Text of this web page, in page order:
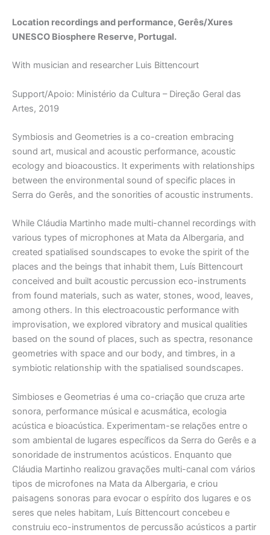
Location recordings and performance, Gerês/Xures
UNESCO Biosphere Reserve, Portugal.
With musician and researcher Luis Bittencourt
Support/Apoio: Ministério da Cultura – Direção Geral das
Artes, 2019
Symbiosis and Geometries is a co-creation embracing
sound art, musical and acoustic performance, acoustic
ecology and bioacoustics. It experiments with relationships
between the environmental sound of specific places in
Serra do Gerês, and the sonorities of acoustic instruments.
While Cláudia Martinho made multi-channel recordings with
various types of microphones at Mata da Albergaria, and
created spatialised soundscapes to evoke the spirit of the
places and the beings that inhabit them, Luís Bittencourt
conceived and built acoustic percussion eco-instruments
from found materials, such as water, stones, wood, leaves,
among others. In this electroacoustic performance with
improvisation, we explored vibratory and musical qualities
based on the sound of places, such as spectra, resonance
geometries with space and our body, and timbres, in a
symbiotic relationship with the spatialised soundscapes.
Simbioses e Geometrias é uma co-criação que cruza arte
sonora, performance músical e acusmática, ecologia
acústica e bioacústica. Experimentam-se relações entre o
som ambiental de lugares específicos da Serra do Gerês e a
sonoridade de instrumentos acústicos. Enquanto que
Cláudia Martinho realizou gravações multi-canal com vários
tipos de microfones na Mata da Albergaria, e criou
paisagens sonoras para evocar o espírito dos lugares e os
seres que neles habitam, Luís Bittencourt concebeu e
construiu eco-instrumentos de percussão acústicos a partir